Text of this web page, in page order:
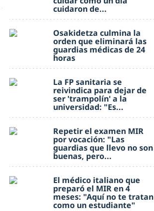
cuidaron de...
Osakidetza culmina la
orden que eliminará las
guardias médicas de 24
horas
La FP sanitaria se
reivindica para dejar de
ser 'trampolín' a la
universidad: "Es...
Repetir el examen MIR
por vocación: "Las
guardias que llevo no son
buenas, pero...
El médico italiano que
preparó el MIR en 4
meses: "Aquí no te tratan
como un estudiante"